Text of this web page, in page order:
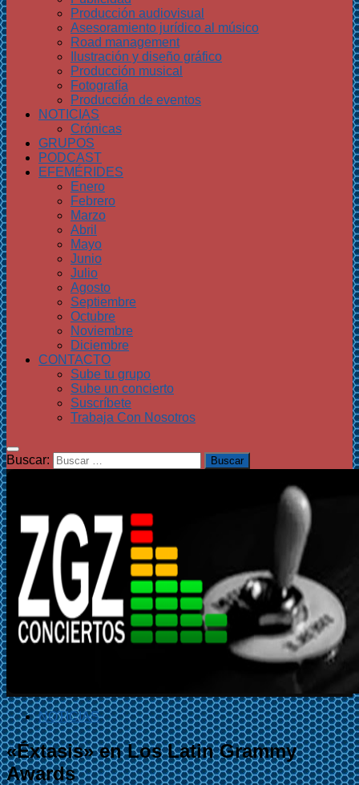
Producción audiovisual
Asesoramiento jurídico al músico
Road management
Ilustración y diseño gráfico
Producción musical
Fotografía
Producción de eventos
NOTICIAS
Crónicas
GRUPOS
PODCAST
EFEMÉRIDES
Enero
Febrero
Marzo
Abril
Mayo
Junio
Julio
Agosto
Septiembre
Octubre
Noviembre
Diciembre
CONTACTO
Sube tu grupo
Sube un concierto
Suscríbete
Trabaja Con Nosotros
Buscar:
NOTICIAS
«Éxtasis» en Los Latin Grammy
Awards